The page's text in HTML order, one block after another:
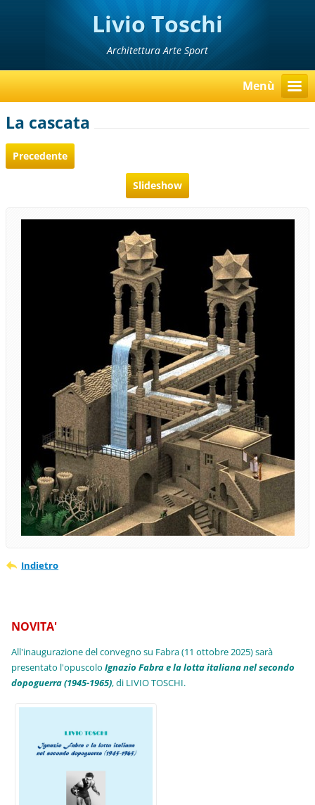
Livio Toschi
Architettura Arte Sport
Menù
La cascata
Precedente
Slideshow
Indietro
NOVITA'
All'inaugurazione del convegno su Fabra (11 ottobre 2025) sarà
presentato l'opuscoloIgnazio Fabra e la lotta italiana nel secondo
dopoguerra (1945-1965), di LIVIO TOSCHI.